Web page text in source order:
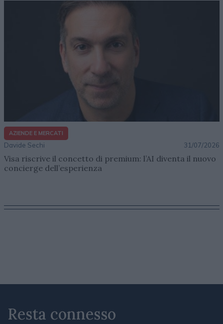
AZIENDE E MERCATI
Davide Sechi 31/07/2026
Visa riscrive il concetto di premium: l’AI diventa il nuovo
concierge dell’esperienza
Resta connesso